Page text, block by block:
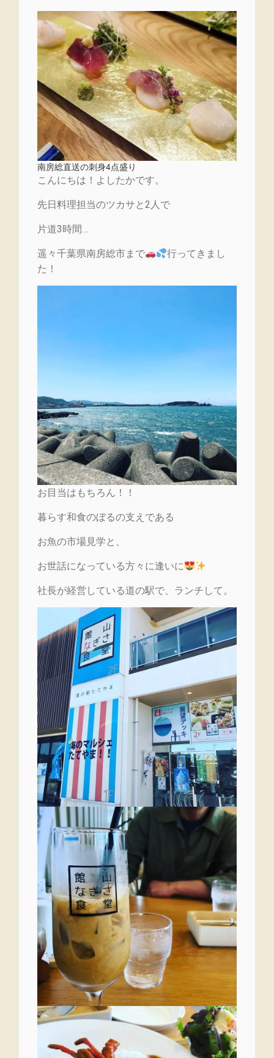
南房総直送の刺身4点盛り
こんにちは！よしたかです。
先日料理担当のツカサと2人で
片道3時間…
遥々千葉県南房総市まで
行ってきまし
た！
お目当はもちろん！！
暮らす和食のぼるの支えである
お魚の市場見学と、
お世話になっている方々に逢いに
社長が経営している道の駅で、ランチして。